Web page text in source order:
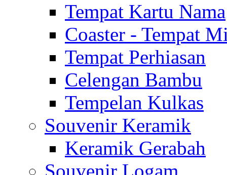
Tempat Kartu Nama
Coaster - Tempat
Tempat Perhiasan
Celengan Bambu
Tempelan Kulkas
Souvenir Keramik
Keramik Gerabah